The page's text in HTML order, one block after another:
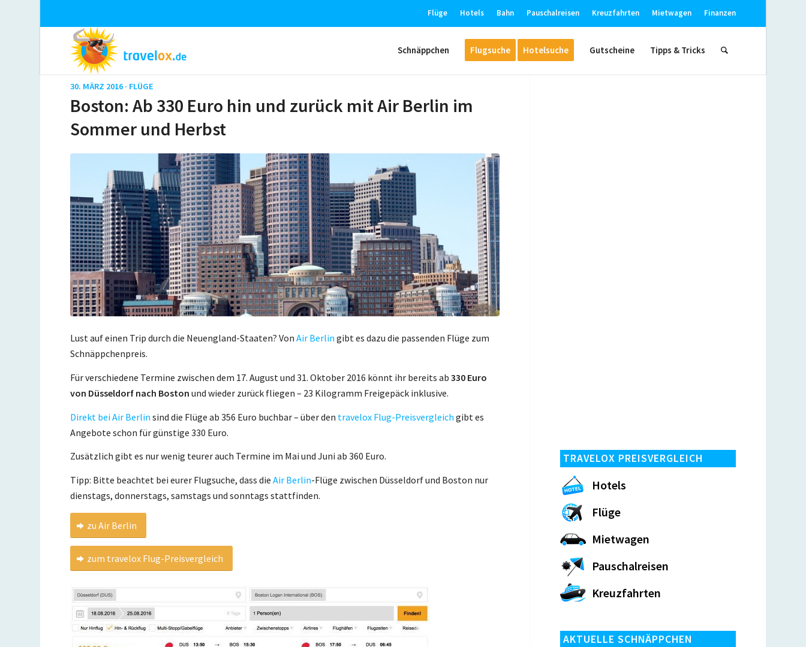
Flüge Hotels Bahn Pauschalreisen Kreuzfahrten Mietwagen Finanzen
Schnäppchen Flugsuche Hotelsuche Gutscheine Tipps & Tricks
30. MÄRZ 2016 · FLÜGE
Boston: Ab 330 Euro hin und zurück mit Air Berlin im
Sommer und Herbst
Lust auf einen Trip durch die Neuengland-Staaten? VonAir Berlin gibt es dazu die passenden Flüge zum
Schnäppchenpreis.
Für verschiedene Termine zwischen dem 17. August und 31. Oktober 2016 könnt ihr bereits ab330 Euro
von Düsseldorf nach Boston und wieder zurück fliegen – 23 Kilogramm Freigepäck inklusive.
Direkt bei Air Berlin sind die Flüge ab 356 Euro buchbar – über den travelox Flug-Preisvergleich gibt es
Angebote schon für günstige 330 Euro.
Zusätzlich gibt es nur wenig teurer auch Termine im Mai und Juni ab 360 Euro.
Tipp: Bitte beachtet bei eurer Flugsuche, dass dieAir Berlin-Flüge zwischen Düsseldorf und Boston nur
dienstags, donnerstags, samstags und sonntags stattfinden.
zu Air Berlin
zum travelox Flug-Preisvergleich
TRAVELOX PREISVERGLEICH
Hotels
Flüge
Mietwagen
Pauschalreisen
Kreuzfahrten
AKTUELLE SCHNÄPPCHEN